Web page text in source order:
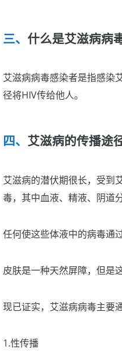
什么是艾滋病病
艾滋病病毒感染者是指感染
径将HIV传给他人。
艾滋病的传播途
艾滋病的潜伏期很长，受到
毒，其中血液、精液、阴道
任何使这些体液中的病毒通
皮肤是一种天然屏障，但是
现已证实，艾滋病病毒主要
1.性传播